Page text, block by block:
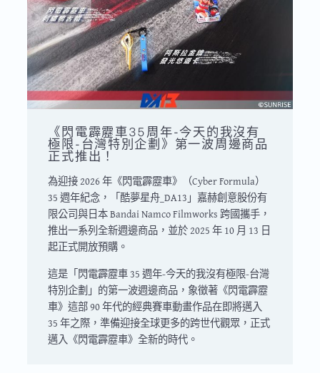
《閃電霹靂車35周年-今天的我沒有
極限-台灣特別企劃》第一波周邊商品
正式推出！
為迎接 2026 年《閃電霹靂車》（Cyber Formula）
35 週年紀念，「酷夢星舟_DA13」嘉赫創意股份有
限公司與日本 Bandai Namco Filmworks 跨國攜手，
推出一系列全新週邊商品，並於 2025 年 10 月 13 日
起正式開放預購。
這是「閃電霹靂車 35 週年-今天的我沒有極限-台灣
特別企劃」的第一波週邊商品，象徵著《閃電霹靂
車》這部 90 年代的經典賽車動畫作品在即將邁入
35 年之際，準備迎接全球更多的跨世代觀眾，正式
邁入《閃電霹靂車》全新的時代。